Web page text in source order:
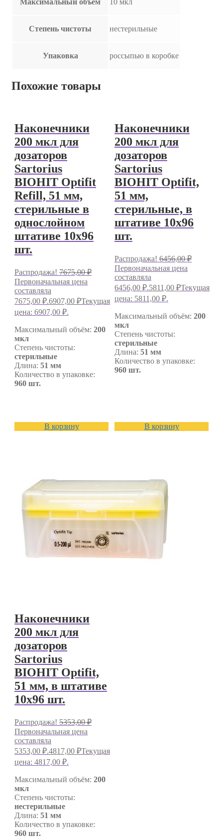
Степень чистоты нестерильные
Упаковка россыпью в коробке
Похожие товары
Наконечники
200 мкл для
дозаторов
Sartorius
BIOHIT Optifit
Refill, 51 мм,
стерильные в
однослойном
штативе 10х96
шт.
Распродажа! 7675,00₽
Первоначальная цена
составляла
7675,00 ₽.6907,00 ₽Текущая
цена: 6907,00 ₽.
Максимальный объём: 200
мкл
Степень чистоты:
стерильные
Длина: 51 мм
Количество в упаковке:
960 шт.
В корзину
Наконечники
200 мкл для
дозаторов
Sartorius
BIOHIT Optifit,
51 мм,
стерильные, в
штативе 10х96
шт.
Распродажа! 6456,00₽
Первоначальная цена
составляла
6456,00 ₽.5811,00 ₽Текущая
цена: 5811,00 ₽.
Максимальный объём: 200
мкл
Степень чистоты:
стерильные
Длина: 51 мм
Количество в упаковке:
960 шт.
В корзину
Наконечники
200 мкл для
дозаторов
Sartorius
BIOHIT Optifit,
51 мм, в штативе
10х96 шт.
Распродажа! 5353,00₽
Первоначальная цена
составляла
5353,00 ₽.4817,00 ₽Текущая
цена: 4817,00 ₽.
Максимальный объём: 200
мкл
Степень чистоты:
нестерильные
Длина: 51 мм
Количество в упаковке:
960 шт.